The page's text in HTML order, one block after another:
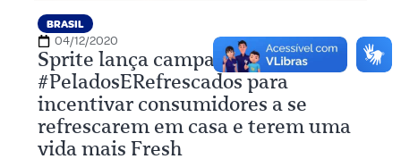
BRASIL
04/12/2020
Sprite lança campanha
#PeladosERefrescados para
incentivar consumidores a se
refrescarem em casa e terem uma
vida mais Fresh